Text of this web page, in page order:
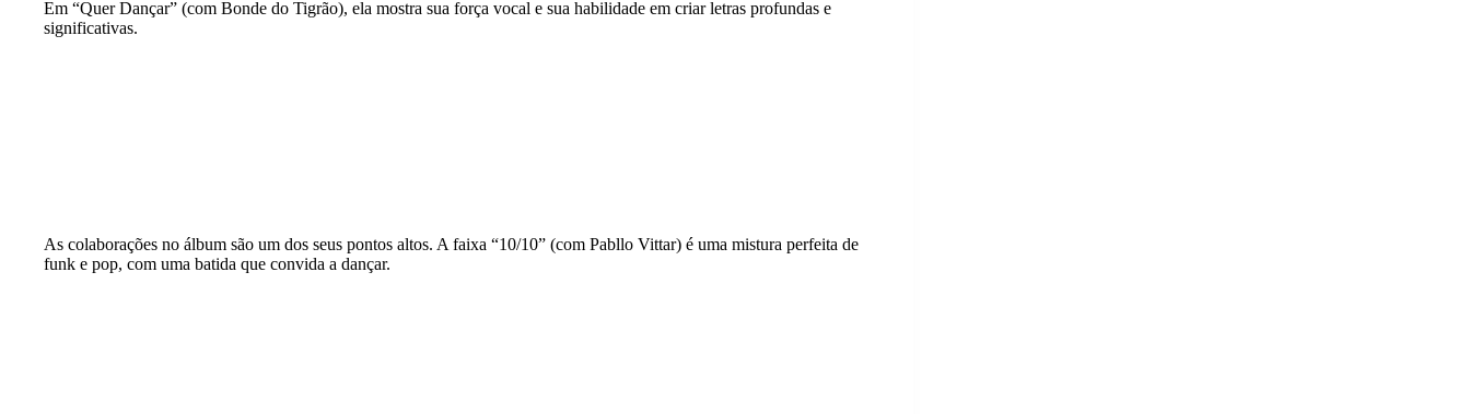
Em “Quer Dançar” (com Bonde do Tigrão), ela mostra sua força vocal e sua habilidade em criar letras profundas e
significativas.
As colaborações no álbum são um dos seus pontos altos. A faixa “10/10” (com Pabllo Vittar) é uma mistura perfeita de
funk e pop, com uma batida que convida a dançar.